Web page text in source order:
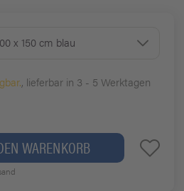
x 150 cm blau
, lieferbar in 3 - 5 Werktagen
WARENKORB